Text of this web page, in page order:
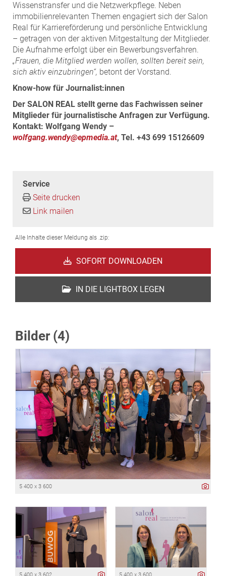
Wissenstransfer und die Netzwerkpflege. Neben
immobilienrelevanten Themen engagiert sich der Salon
Real für Karriereförderung und persönliche Entwicklung
– getragen von der aktiven Mitgestaltung der Mitglieder.
Die Aufnahme erfolgt über ein Bewerbungsverfahren.
„Frauen, die Mitglied werden wollen, sollten bereit sein,
sich aktiv einzubringen“, betont der Vorstand.
Know-how für Journalist:innen
Der SALON REAL stellt gerne das Fachwissen seiner
Mitglieder für journalistische Anfragen zur Verfügung.
Kontakt: Wolfgang Wendy –
wolfgang.wendy@epmedia.at, Tel. +43 699 15126609
Service
Seite drucken
Link mailen
Alle Inhalte dieser Meldung als .zip:
SOFORT DOWNLOADEN
IN DIE LIGHTBOX LEGEN
Bilder (4)
5 400 x 3 600
5 400 x 3 602 5 400 x 3 600